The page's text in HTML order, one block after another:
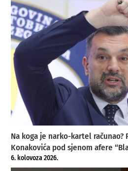
Na koga je narko-kartel
Konakovića pod sjenom afere
6. kolovoza 2026.